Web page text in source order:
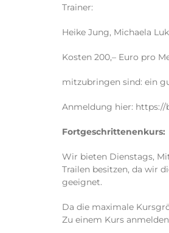
Trainer:
Heike Jung, Michaela
Kosten 200,– Euro pro
mitzubringen sind: ein
Anmeldung hier:
Fortgeschrittenenkurs:
Wir bieten Dienstags,
Trailen besitzen, da wir
geeignet.
Da die maximale
Zu einem Kurs